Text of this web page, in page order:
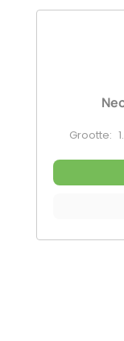
Grootte: